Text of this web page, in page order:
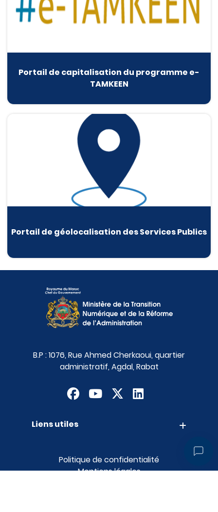
Portail de capitalisation du programme e-
TAMKEEN
Portail de géolocalisation des Services Publics
B.P : 1076, Rue Ahmed Cherkaoui, quartier
administratif, Agdal, Rabat
Liens utiles
Politique de confidentialité
Mentions légales